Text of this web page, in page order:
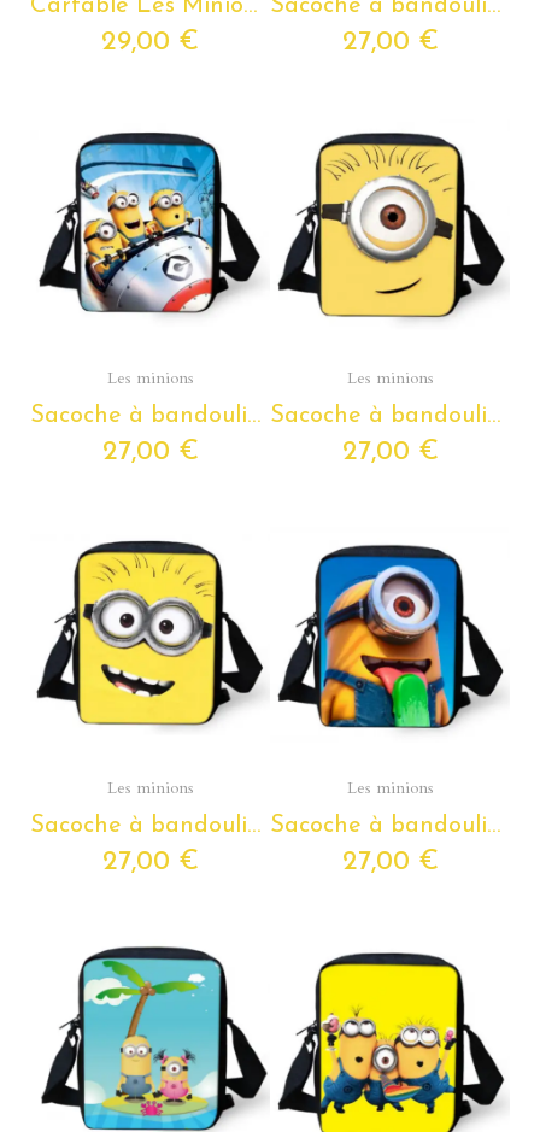
Cartable Les Minions maternelle – sac à dos scolaire Les Minions de la petite à la grande section
29,00 €
Sacoche à bandoulière Les Minions pour enfants de la petite section de maternelle au CM2
27,00 €
Aperçu rapide
Les minions
Sacoche à bandoulière Les Minions pour enfants de la petite section de maternelle au CM2
27,00 €
Aperçu rapide
Les minions
Sacoche à bandoulière Les Minions pour enfants de la petite section de maternelle au CM2
27,00 €
Aperçu rapide
Les minions
Sacoche à bandoulière Les Minions pour enfants de la petite section de maternelle au CM2
27,00 €
Aperçu rapide
Les minions
Sacoche à bandoulière Les Minions pour enfants de la petite section de maternelle au CM2
27,00 €